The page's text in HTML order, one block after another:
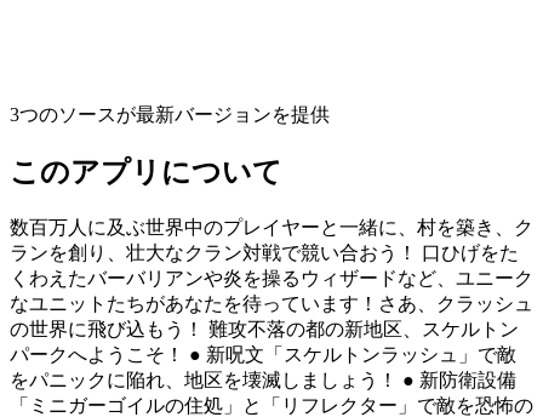
3つのソースが最新バージョンを提供
このアプリについて
数百万人に及ぶ世界中のプレイヤーと一緒に、村を築き、ク
ランを創り、壮大なクラン対戦で競い合おう！ 口ひげをた
くわえたバーバリアンや炎を操るウィザードなど、ユニーク
なユニットたちがあなたを待っています！さあ、クラッシュ
の世界に飛び込もう！ 難攻不落の都の新地区、スケルトン
パークへようこそ！ ● 新呪文「スケルトンラッシュ」で敵
をパニックに陥れ、地区を壊滅しましょう！ ● 新防衛設備
「ミニガーゴイルの住処」と「リフレクター」で敵を恐怖の